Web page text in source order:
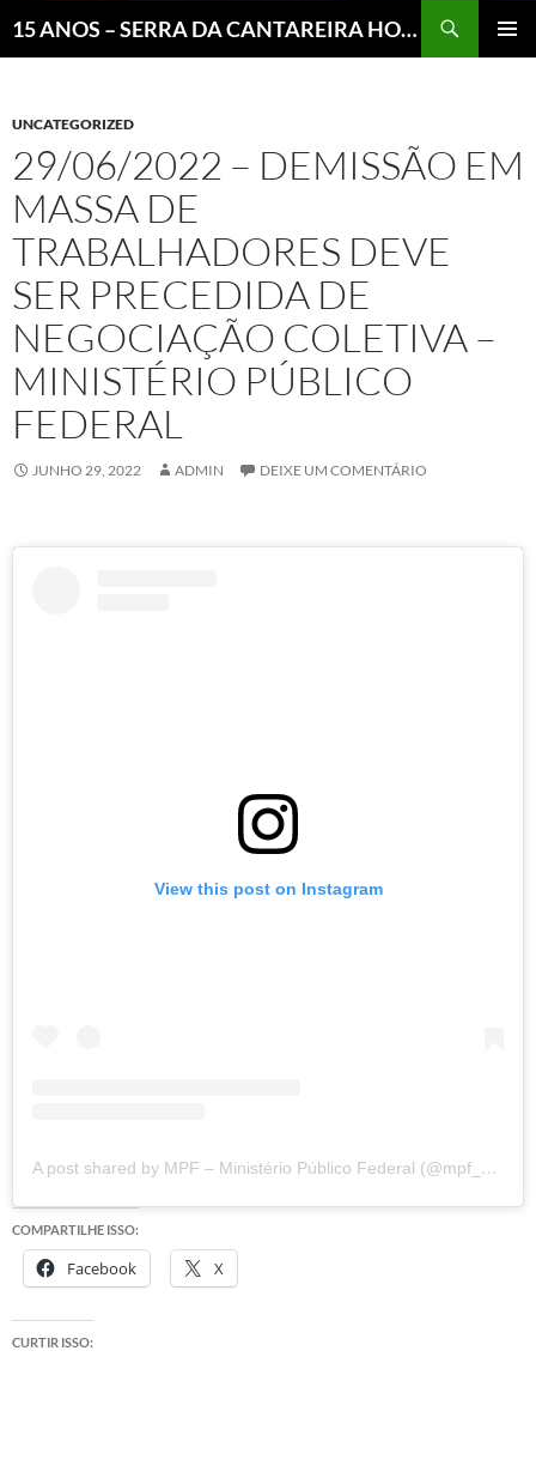
15 ANOS – SERRA DA CANTAREIRA HOJE E COTIDIANO DO BRASIL E DO MUNDO
UNCATEGORIZED
29/06/2022 – DEMISSÃO EM
MASSA DE
TRABALHADORES DEVE
SER PRECEDIDA DE
NEGOCIAÇÃO COLETIVA –
MINISTÉRIO PÚBLICO
FEDERAL
JUNHO 29, 2022 ADMIN DEIXE UM COMENTÁRIO
View this post on Instagram
A post shared by MPF – Ministério Público Federal (@mpf_oficial)
COMPARTILHE ISSO:
Facebook X
CURTIR ISSO: